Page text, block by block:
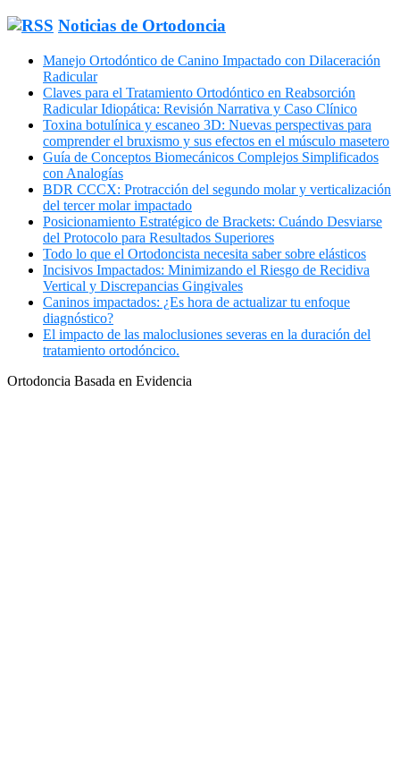
Noticias de Ortodoncia
Manejo Ortodóntico de Canino Impactado con Dilaceración
Radicular
Claves para el Tratamiento Ortodóntico en Reabsorción
Radicular Idiopática: Revisión Narrativa y Caso Clínico
Toxina botulínica y escaneo 3D: Nuevas perspectivas para
comprender el bruxismo y sus efectos en el músculo masetero
Guía de Conceptos Biomecánicos Complejos Simplificados
con Analogías
BDR CCCX: Protracción del segundo molar y verticalización
del tercer molar impactado
Posicionamiento Estratégico de Brackets: Cuándo Desviarse
del Protocolo para Resultados Superiores
Todo lo que el Ortodoncista necesita saber sobre elásticos
Incisivos Impactados: Minimizando el Riesgo de Recidiva
Vertical y Discrepancias Gingivales
Caninos impactados: ¿Es hora de actualizar tu enfoque
diagnóstico?
El impacto de las maloclusiones severas en la duración del
tratamiento ortodóncico.
Ortodoncia Basada en Evidencia